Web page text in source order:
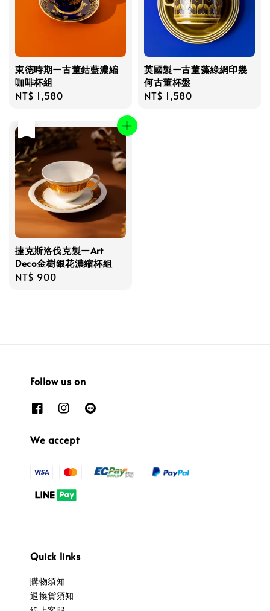
東德時期ー古董鈷藍濃縮
咖啡杯組
Regular
NT$ 1,580
英國製ー古董藻綠網印幾
何古董杯盤
Regular
NT$ 1,580
捷克斯洛伐克製ーArt
Deco金樹銀花濃縮杯組
Regular
NT$ 900
Follow us on
We accept
Quick links
購物須知
退換貨須知